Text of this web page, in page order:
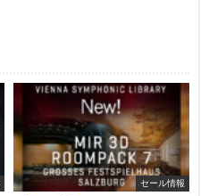
セール情報